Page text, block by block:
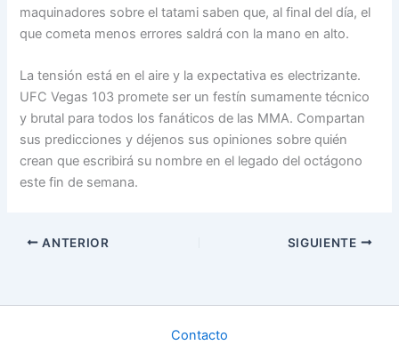
maquinadores sobre el tatami saben que, al final del día, el
que cometa menos errores saldrá con la mano en alto.
La tensión está en el aire y la expectativa es electrizante.
UFC Vegas 103 promete ser un festín sumamente técnico
y brutal para todos los fanáticos de las MMA. Compartan
sus predicciones y déjenos sus opiniones sobre quién
crean que escribirá su nombre en el legado del octágono
este fin de semana.
ANTERIOR SIGUIENTE
Contacto